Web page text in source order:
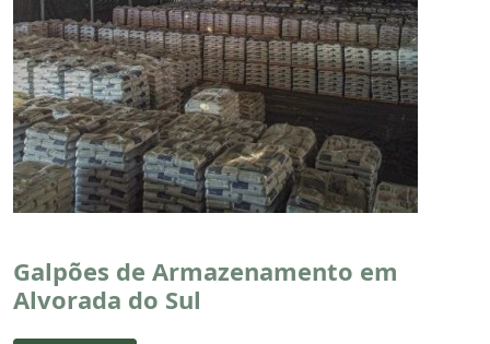
Galpões de Armazenamento em
Alvorada do Sul